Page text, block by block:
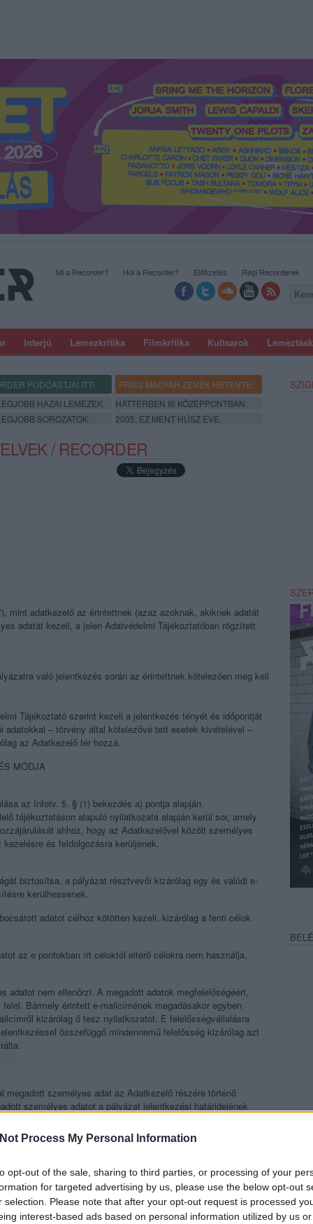
Process My Personal Information
opt-out of the sale, sharing to third parties, or processing of your
for targeted advertising by us, please use the below opt-out
selection. Please note that after your opt-out request is processed
interest-based ads based on personal information utilized by us
Interjú Lemezkritika Filmkritika Kultsarok
Mi a Recorder? Hol a Recorder? Előfizetés Régi Recorderek
PODCASTJAI ITT!
FRISS MAGYAR ZENÉK HETENTE!
HAZAI LEMEZEK.
HÁTTÉRBEN IS KÖZÉPPONTBAN.
SOROZATOK. 2005: EZ MENT HÚSZ ÉVE.
/ RECORDER
mint adatkezelő az érintettnek (azaz azoknak, akiknek adatát
adatát kezeli, a jelen Adatvédelmi Tájékoztatóban rögzített
való jelentkezés során az érintettnek kötelezően meg kell
Tájékoztató szerint kezeli a jelentkezés tényét és időpontját
adatokkal – törvény által kötelezővé tett esetek kivételével –
az Adatkezelő fér hozzá.
MÓDJA
az Infotv. 5. § (1) bekezdés a) pontja alapján.
tájékoztatáson alapuló nyilatkozata alapján kerül sor, amely
ahhoz, hogy az Adatkezelővel közölt személyes
és feldolgozásra kerüljenek.
biztosítsa, a pályázat résztvevői kizárólag egy és valódi e-
kerülhessenek.
adatot célhoz kötötten kezeli, kizárólag a fenti célok
az e pontokban írt céloktól eltérő célokra nem használja,
adatot nem ellenőrzi. A megadott adatok megfelelőségéért,
Bármely érintett e-mailcímének megadásakor egyben
kizárólag ő tesz nyilatkozatot. E felelősségvállalásra
összefüggő mindennemű felelősség kizárólag azt
személyes adat az Adatkezelő részére történő
személyes adatot a pályázat jelentkezési határidejének
ADATTOVÁBBÍTÁS, ADATFELDOLGOZÁS
munkaköröket betöltő személyek jogosultak kezelni:
Kft. megbízásából.
a jelen Adatvédelmi Tájékoztatóban rögzített adatkezelési
az adatokhoz semmilyen hozzáférést nem